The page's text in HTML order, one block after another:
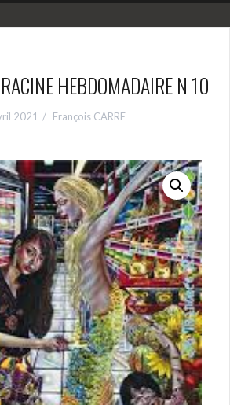
HEBDOMADAIRE N 10
2021 François CARRE